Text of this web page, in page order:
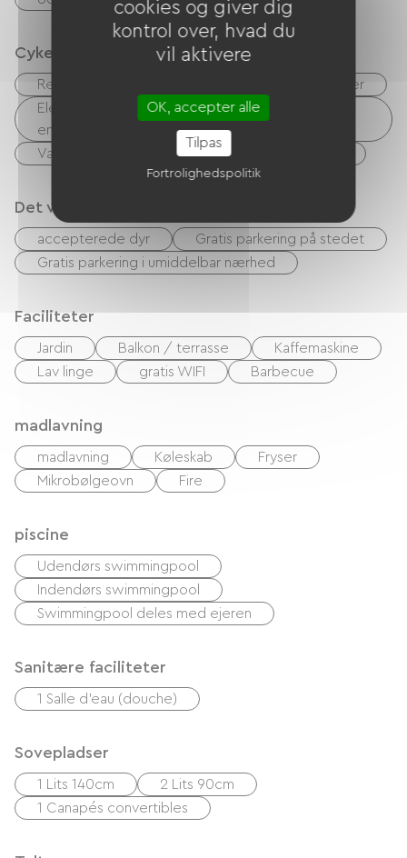
Cykelmodtagelsestjenester
Reparationssæt
Udstyr til rengøring af cykler
Elektrisk ladepunkt (til elcykelbatterier, GPS-
enheder osv.)
Vaskerifaciliteter til rådighed (gratis eller betalt)
Det vi er gode til
accepterede dyr
Gratis parkering på stedet
Gratis parkering i umiddelbar nærhed
Faciliteter
Jardin Balkon / terrasse
Kaffemaskine
Lav linge
gratis WIFI Barbecue
madlavning
madlavning Køleskab
Fryser
Mikrobølgeovn
Fire
piscine
Udendørs swimmingpool
Indendørs swimmingpool
Swimmingpool deles med ejeren
Sanitære faciliteter
1 Salle d'eau (douche)
Sovepladser
1 Lits 140cm
2 Lits 90cm
1 Canapés convertibles
cookies og giver dig
kontrol over, hvad du
vil aktivere
OK, accepter alle
Tilpas
Fortrolighedspolitik